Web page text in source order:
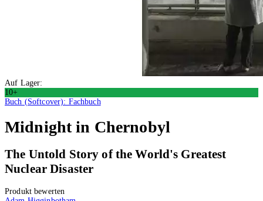
Auf Lager:
10+
Buch (Softcover): Fachbuch
Midnight in Chernobyl
The Untold Story of the World's Greatest
Nuclear Disaster
Produkt bewerten